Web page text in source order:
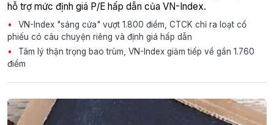
hỗ trợ mức định giá P/E hấp dẫn của VN-Index.
VN-Index "sáng cửa" vượt 1.800 điểm, CTCK chỉ ra loạt cổ
phiếu có câu chuyện riêng và định giá hấp dẫn
Tâm lý thận trọng bao trùm, VN-Index giảm tiếp về gần 1.760
điểm